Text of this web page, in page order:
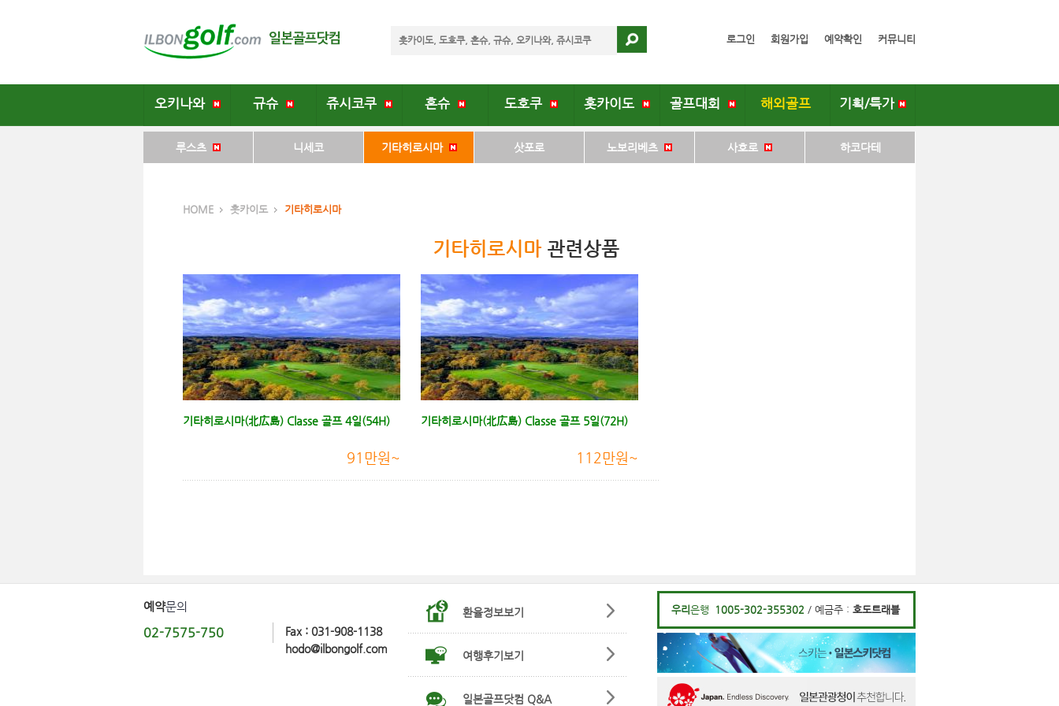
로그인 회원가입 예약확인 커뮤니티
오키나와 규슈 쥬시코쿠 혼슈 도호쿠 홋카이도 골프대회 해외골프 기획/특가
루스츠 니세코 기타히로시마 삿포로 노보리베츠 사호로 하코다테
HOME 홋카이도 기타히로시마
기타히로시마 관련상품
기타히로시마(北広島) Classe 골프 4일(54H)
91만원~
기타히로시마(北広島) Classe 골프 5일(72H)
112만원~
예약문의
02-7575-750
Fax : 031-908-1138
hodo@ilbongolf.com
환율정보보기
여행후기보기
일본골프닷컴 Q&A
우리은행 1005-302-355302 / 예금주 : 호도트래블